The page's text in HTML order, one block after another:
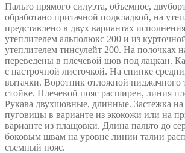
Пальто прямого силуэта, объемное,
обработано притачной подкладкой, на
представлено в двух вариантах
утеплителем альполюкс 200 и из
утеплителем тинсулейт 200. На полочках
переведены в плечевой шов под лацкан.
с настрочной листочкой. На спинке
вытачки. Воротник отложной пиджачного
стойке. Плечевой пояс расширен, линия
Рукава двухшовные, длинные. Застежка
пуговицы в варианте из экокожи или на
варианте из плащовки. Длина пальто до
боковым швам на уровне линии талии
съемный пояс.